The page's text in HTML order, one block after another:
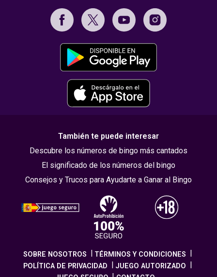
También te puede interesar
Descubre los números de bingo más cantados
El significado de los números del bingo
Consejos y Trucos para Ayudarte a Ganar al Bingo
SOBRE NOSOTROS
TÉRMINOS Y CONDICIONES
POLÍTICA DE PRIVACIDAD
JUEGO AUTORIZADO